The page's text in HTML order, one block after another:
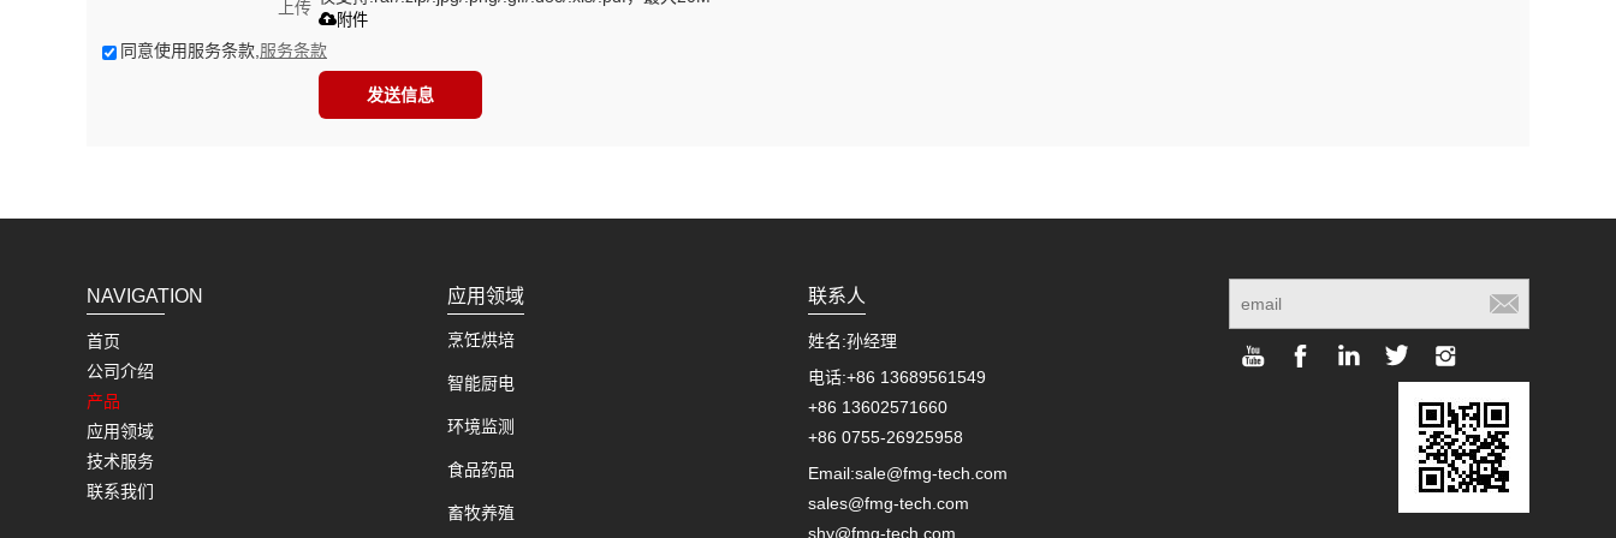
上传
附件
同意使用服务条款, 服务条款
发送信息
NAVIGATION
首页
公司介绍
产品
应用领域
技术服务
联系我们
应用领域
烹饪烘培
智能厨电
环境监测
食品药品
畜牧养殖
联系人
姓名:孙经理
电话:+86 13689561549
+86 13602571660
+86 0755-26925958
Email:sale@fmg-tech.com
sales@fmg-tech.com
shy@fmg-tech.com